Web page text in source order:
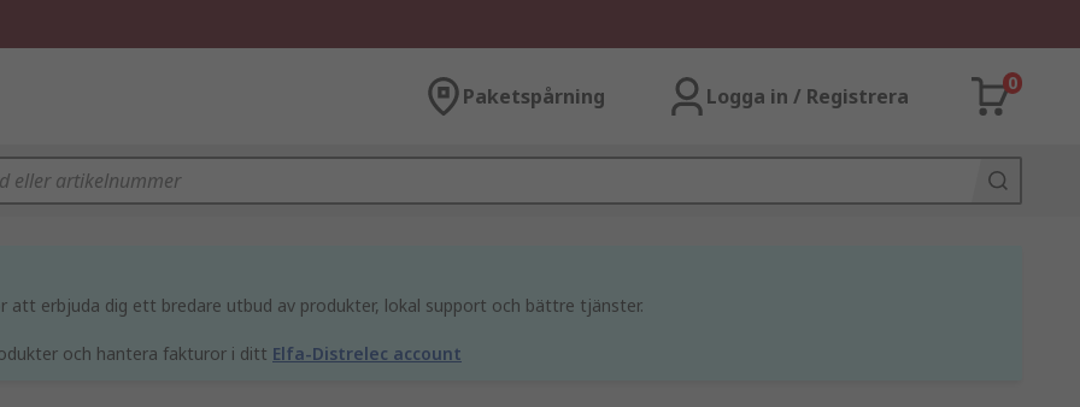
Paketspårning Logga in / Registrera
0
att erbjuda dig ett bredare utbud av produkter, lokal support och bättre tjänster.
och hantera fakturor i ditt Elfa-Distrelec account